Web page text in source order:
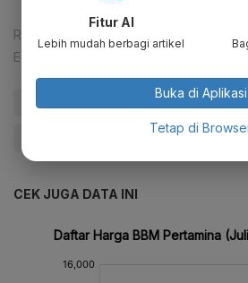
Reporter:
Editor:
#Harga Pertamax #Harga BBM
#Pertamax
CEK JUGA DATA INI
Fitur AI
Lebih mudah berbagi artikel
Buka di Aplikasi
Tetap di